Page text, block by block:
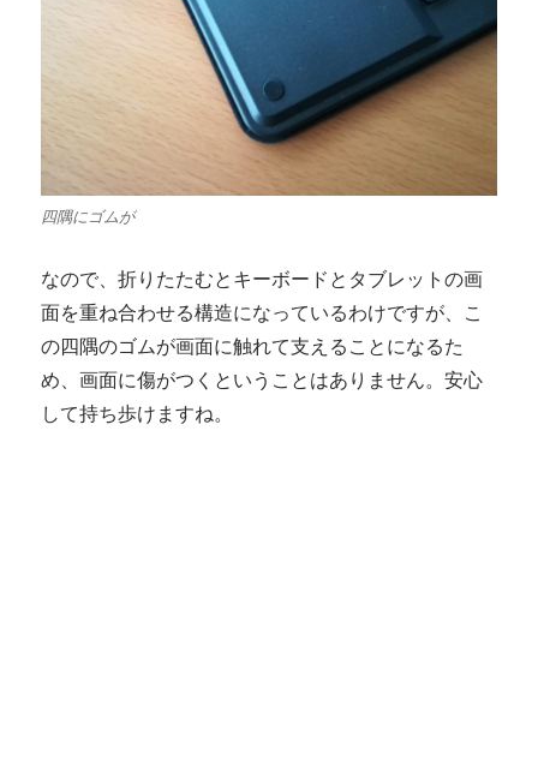
四隅にゴムが
なので、折りたたむとキーボードとタブレットの画
面を重ね合わせる構造になっているわけですが、こ
の四隅のゴムが画面に触れて支えることになるた
め、画面に傷がつくということはありません。安心
して持ち歩けますね。